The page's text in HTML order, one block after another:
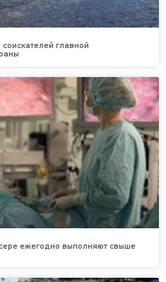
главной
ежегодно выполняют свыше